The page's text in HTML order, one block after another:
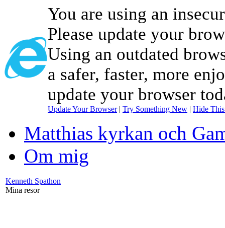
You are using an
Please update your
Using an outdated
a safer, faster, more
update your browser
Update Your Browser| Try Something New | Hide
Matthias kyrkan och
Om mig
Kenneth Spathon
Mina resor